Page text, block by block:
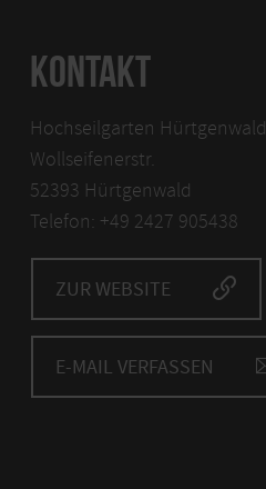
KONTAKT
Hochseilgarten Hürtgenwald
Wollseifenerstr.
52393 Hürtgenwald
Telefon: +49 2427 905438
ZUR WEBSITE
E-MAIL VERFASSEN